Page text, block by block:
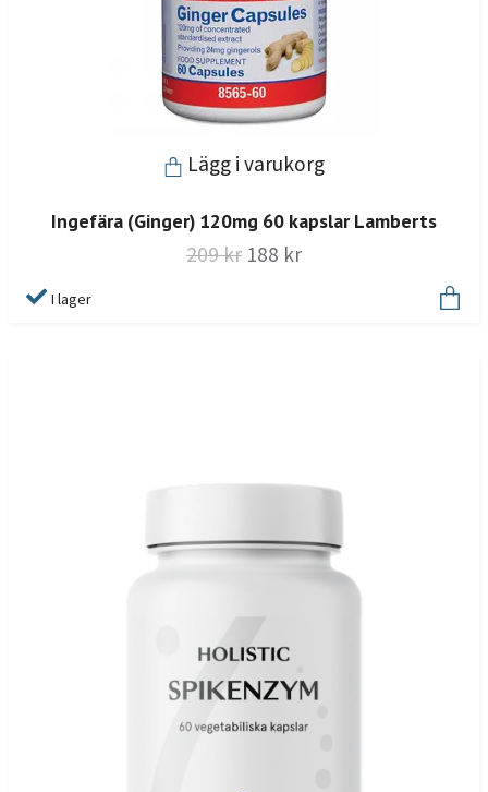
Lägg i varukorg
Ingefära (Ginger) 120mg 60 kapslar Lamberts
209 kr 188 kr
I lager